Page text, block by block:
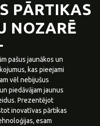
PĀRTIKAS
NOZARĒ
pašus jaunākos un
kas pieejami
vēl nebijušus
piedāvājam jaunus
Prezentējot
inovatīvas pārtikas
esam